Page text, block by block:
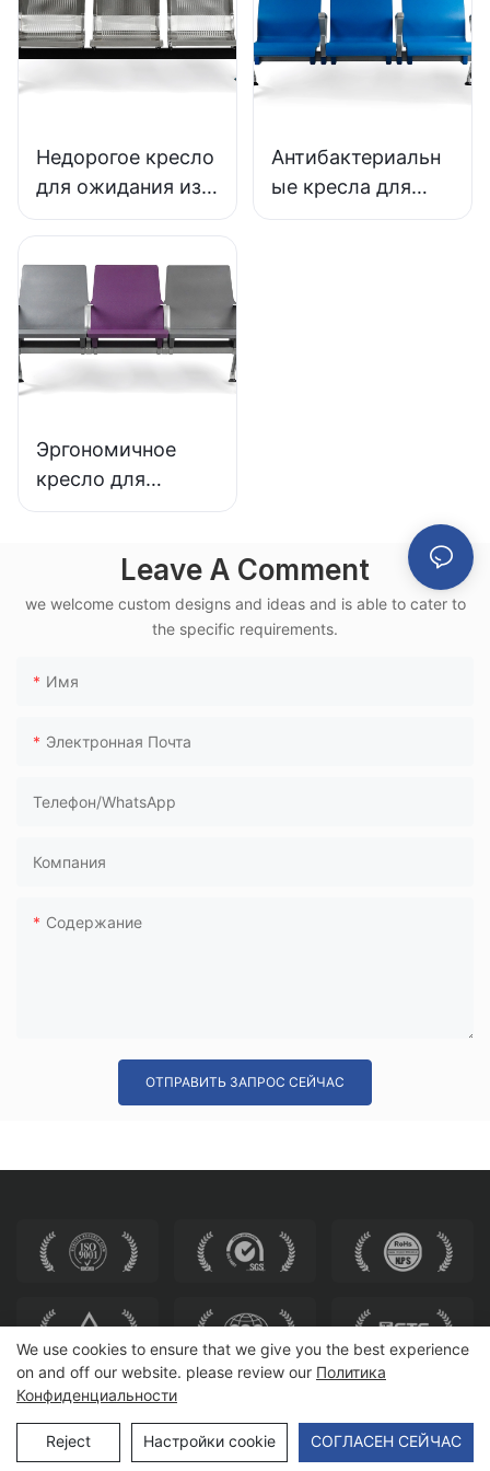
SEATING от
производителя.
SEATING
Недорогое кресло
для ожидания из
нержавеющей
идеально
подходящее для
различных
общественных
помещений
Антибактериальн
ые кресла для
ожидания из
Эргономичное
кресло для
ожидания в
H1 с алюминиевой
рамой из
полиуретана для
высокоскоростны
железнодорожны
Leave A Comment
we welcome custom designs and ideas and is able to cater to
the specific requirements.
Имя
Электронная Почта
Телефон/WhatsApp
Компания
Содержание
ОТПРАВИТЬ ЗАПРОС СЕЙЧАС
Авторские права © 2025 HEWEI SEATING | Карта сайта
We use cookies to ensure that we give you the best experience
on and off our website. please review our Политика
Конфиденциальности
Reject Настройки cookie СОГЛАСЕН СЕЙЧАС